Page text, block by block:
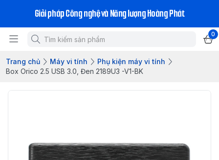
Giải pháp Công nghệ và Năng lượng Hoàng Phát
0
Trang chủ Máy vi tính
Phụ kiện máy vi tính
Box Orico 2.5 USB 3.0, Đen 2189U3 -V1-BK